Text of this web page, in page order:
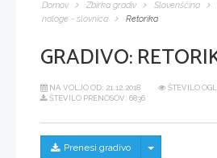
Domov Zbirka gradiv Slovenščina
naloge - slovnica
Retorika
GRADIVO:
NA VOLJO OD: 21.12.2018
ŠTEVILO
ŠTEVILO PRENOSOV: 6836
Prenesi gradivo Skrij/prikaži